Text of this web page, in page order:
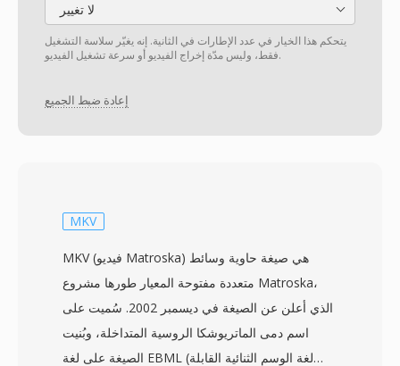
لا تغيير
يتحكم هذا الخيار في عدد الإطارات في الثانية. إنه يغيّر سلاسة التشغيل
فقط، وليس مدّة إخراج الفيديو أو سرعة تشغيل الفيديو.
إعادة ضبط الجميع
MKV
MKV (فيديو Matroska) هي صيغة حاوية وسائط
متعددة مفتوحة المعيار طورها مشروع Matroska،
الذي أعلن عن الصيغة في ديسمبر 2002. سُميت على
اسم دمى الماتريوشكا الروسية المتداخلة، وبُنيت
الصيغة على لغة EBML (لغة الوسم الثنائية القابلة